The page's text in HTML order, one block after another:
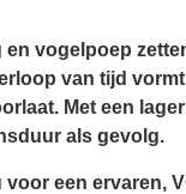
vogelpoep
van tijd
Met een
als gevolg.
voor een ervaren,